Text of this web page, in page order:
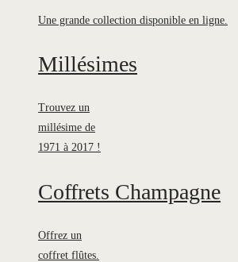
Une grande collection disponible en ligne.
Millésimes
Trouvez un
millésime de
1971 à 2017 !
Coffrets Champagne
Offrez un
coffret flûtes.